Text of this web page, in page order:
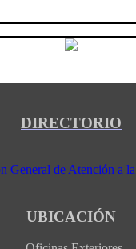
DIRECTORIO
UBICACIÓN